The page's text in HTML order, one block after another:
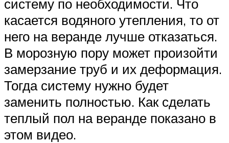
систему по необходимости. Что
касается водяного утепления, то от
него на веранде лучше отказаться.
В морозную пору может произойти
замерзание труб и их деформация.
Тогда систему нужно будет
заменить полностью. Как сделать
теплый пол на веранде показано в
этом видео.